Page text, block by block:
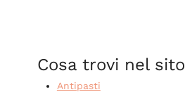
Cosa trovi nel sito
Antipasti